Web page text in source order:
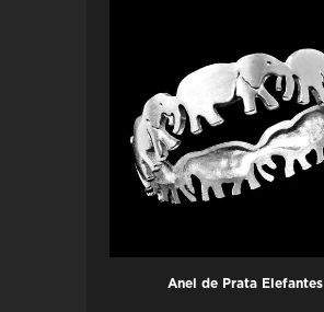
Anel de Prata Elefantes